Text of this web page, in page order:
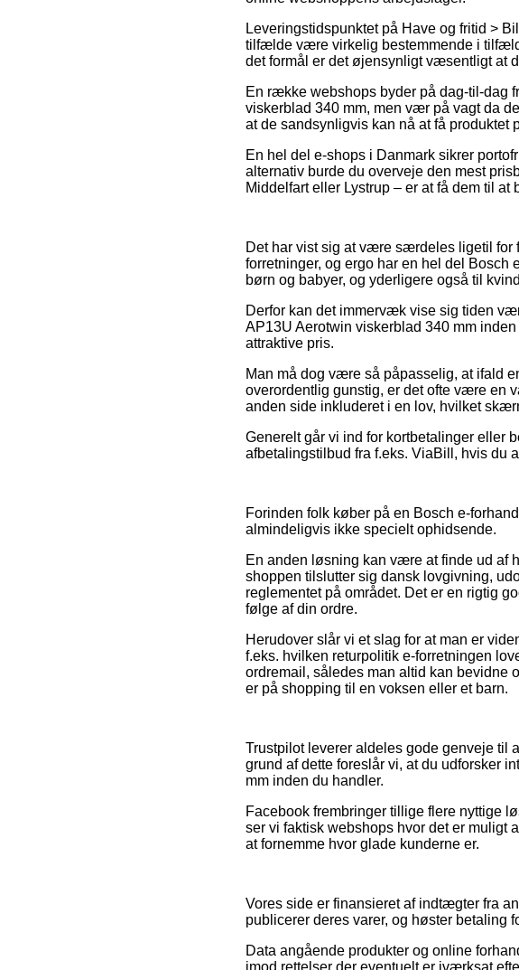
Leveringstidspunktet på Have og fritid >
tilfælde være virkelig bestemmende i
det formål er det øjensynligt væsentligt at
En række webshops byder på dag-til-dag
viskerblad 340 mm, men vær på vagt da
at de sandsynligvis kan nå at få produktet
En hel del e-shops i Danmark sikrer
alternativ burde du overveje den mest
Middelfart eller Lystrup – er at få dem til
Det har vist sig at være særdeles ligetil for
forretninger, og ergo har en hel del
børn og babyer, og yderligere også til
Derfor kan det immervæk vise sig tiden
AP13U Aerotwin viskerblad 340 mm
attraktive pris.
Man må dog være så påpasselig, at ifald
overordentlig gunstig, er det ofte være en
anden side inkluderet i en lov, hvilket
Generelt går vi ind for kortbetalinger eller
afbetalingstilbud fra f.eks. ViaBill, hvis du
Forinden folk køber på en Bosch e-
almindeligvis ikke specielt ophidsende.
En anden løsning kan være at finde ud af
shoppen tilslutter sig dansk lovgivning,
reglementet på området. Det er en rigtig
følge af din ordre.
Herudover slår vi et slag for at man er
f.eks. hvilken returpolitik e-forretningen
ordremail, således man altid kan bevidne
er på shopping til en voksen eller et barn.
Trustpilot leverer aldeles gode genveje til
grund af dette foreslår vi, at du udforsker
mm inden du handler.
Facebook frembringer tillige flere nyttige
ser vi faktisk webshops hvor det er muligt
at fornemme hvor glade kunderne er.
Vores side er finansieret af indtægter fra
publicerer deres varer, og høster betaling
Data angående produkter og online
imod rettelser der eventuelt er iværksat